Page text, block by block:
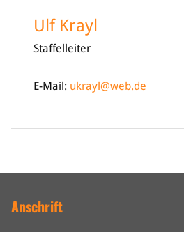
Ulf Krayl
Staffelleiter
E-Mail: ukrayl@web.de
Anschrift